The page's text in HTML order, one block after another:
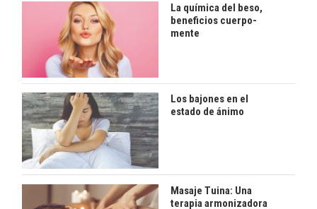
La química del beso,
beneficios cuerpo-
mente
Los bajones en el
estado de ánimo
Masaje Tuina: Una
terapia armonizadora